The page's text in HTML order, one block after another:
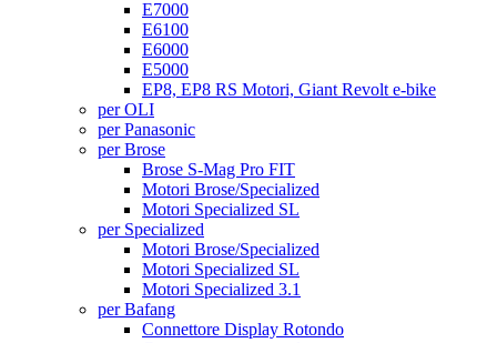
E7000
E6100
E6000
E5000
EP8, EP8 RS Motori, Giant Revolt e-bike
per OLI
per Panasonic
per Brose
Brose S-Mag Pro FIT
Motori Brose/Specialized
Motori Specialized SL
per Specialized
Motori Brose/Specialized
Motori Specialized SL
Motori Specialized 3.1
per Bafang
Connettore Display Rotondo